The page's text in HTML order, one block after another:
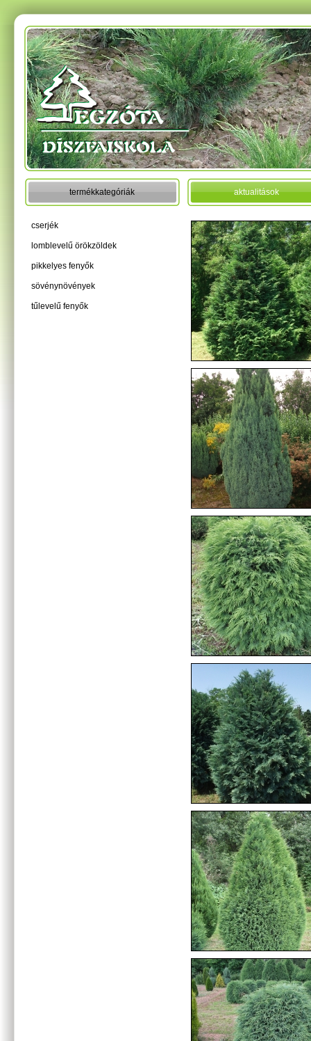
termékkategóriák
cserjék
lomblevelű örökzöldek
pikkelyes fenyők
sövénynövények
tűlevelű fenyők
aktualitások